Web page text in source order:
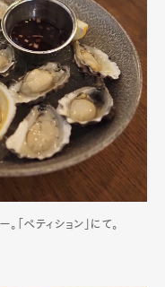
「ペティション」にて。